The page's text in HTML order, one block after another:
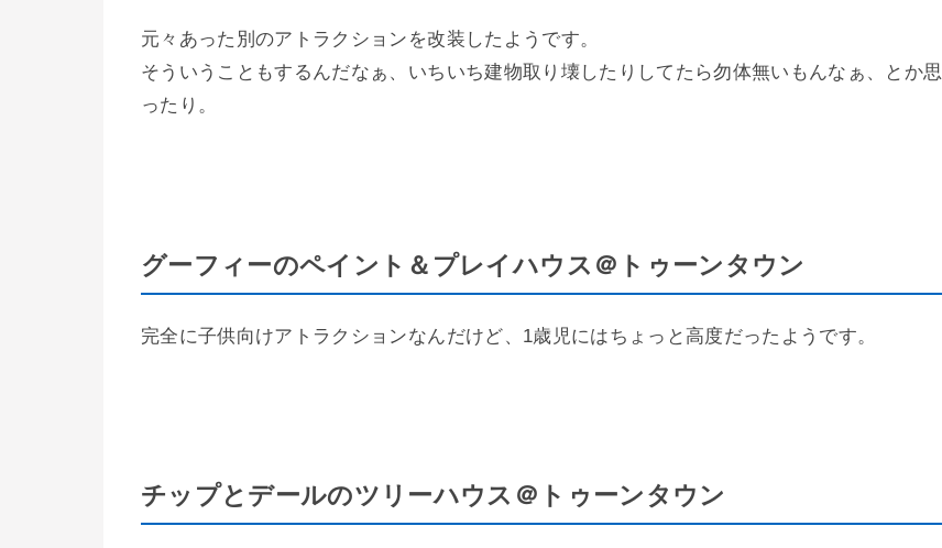
元々あった別のアトラクションを改装したようです。
そういうこともするんだなぁ、いちいち建物取り壊したりしてたら勿体無いもんなぁ、とか思
ったり。
グーフィーのペイント＆プレイハウス＠トゥーンタウン
完全に子供向けアトラクションなんだけど、1歳児にはちょっと高度だったようです。
チップとデールのツリーハウス＠トゥーンタウン